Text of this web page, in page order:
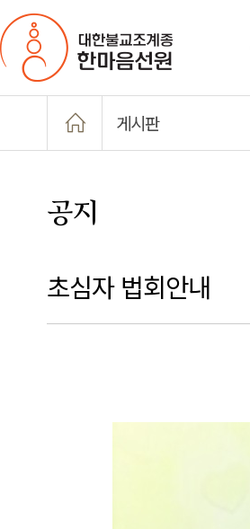
게시판
공지
초심자 법회안내